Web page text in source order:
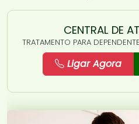
CENTRAL DE
TRATAMENTO PARA
Ligar Agora